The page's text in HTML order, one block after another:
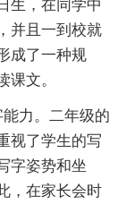
生，在同学中
并且一到校就
成了一种规
课文。
力。二年级的
视了学生的写
字姿势和坐
，在家长会时